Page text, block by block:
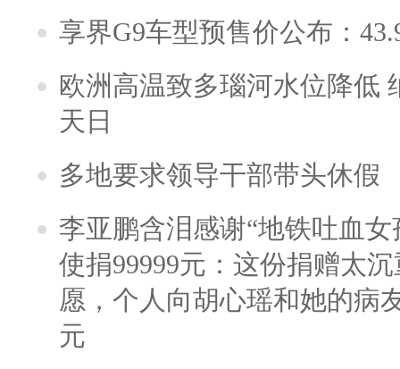
享界G9车型预售价公布：
欧洲高温致多瑙河水位降低
天日
多地要求领导干部带头休假
李亚鹏含泪感谢“地铁吐血
使捐99999元：这份捐赠太
愿，个人向胡心瑶和她的病
元